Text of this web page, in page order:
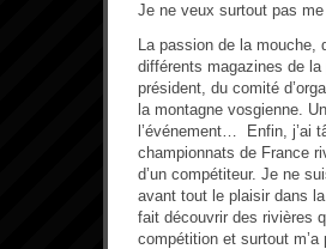
Je ne veux surtout pas
La passion de la mouche,
différents magazines de
président, du comité
la montagne vosgienne.
l’événement… Enfin, j’ai
championnats de France
d’un compétiteur. Je ne
avant tout le plaisir dans
fait découvrir des rivières
compétition et surtout